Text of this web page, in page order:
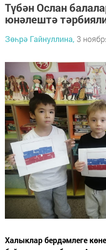
Түбән Ослан
юнәлештә
Зөһрә Гайнуллина, 3
Халыклар бердәмлеге